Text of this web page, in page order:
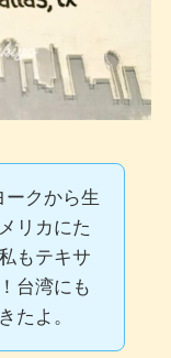
ークから生
リカにた
もテキサ
台湾にも
たよ。